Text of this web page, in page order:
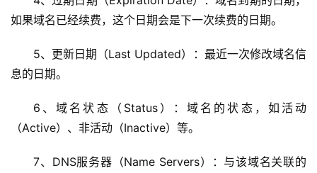
如果域名已经续费，这个日期会是下一次续费的日期。
5、更新日期（Last Updated）：最近一次修改域名信
息的日期。
6、域名状态（Status）：域名的状态，如活动
（Active）、非活动（Inactive）等。
7、DNS服务器（Name Servers）：与该域名关联的